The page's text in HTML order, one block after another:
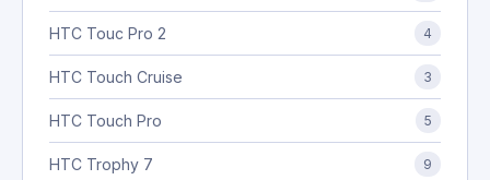
HTC Touc Pro 2 4
HTC Touch Cruise 3
HTC Touch Pro 5
HTC Trophy 7 9